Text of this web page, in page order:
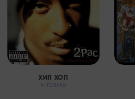
ХИП ХОП
14 ТОВАРЫ